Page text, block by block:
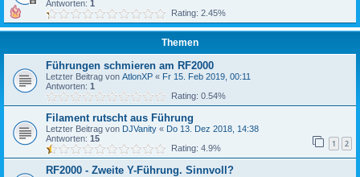
Antworten: 1
Rating: 2.45%
Themen
Führungen schmieren am RF2000
Letzter Beitrag von AtlonXP « Fr 15. Feb 2019, 00:11
Antworten: 1
Rating: 0.54%
Filament rutscht aus Führung
Letzter Beitrag von DJVanity « Do 13. Dez 2018, 14:38
Antworten: 15 1 2
Rating: 4.9%
RF2000 - Zweite Y-Führung. Sinnvoll?